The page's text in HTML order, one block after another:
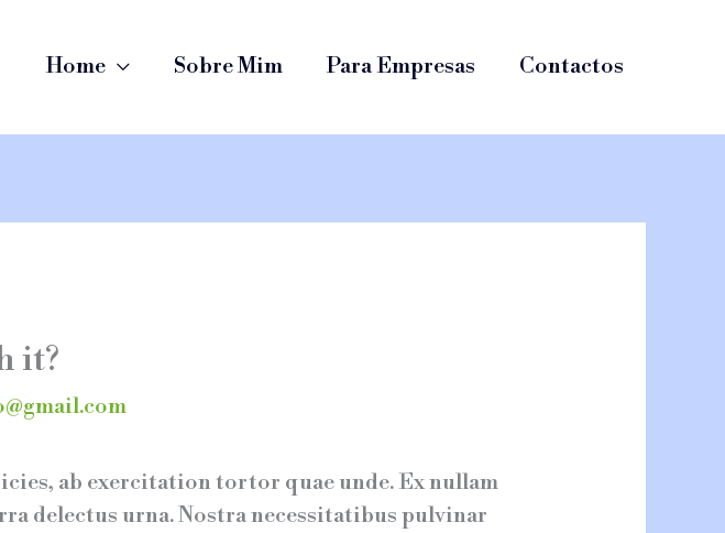
Home Sobre Mim Para Empresas Contactos
it?
ab exercitation tortor quae unde. Ex nullam
delectus urna. Nostra necessitatibus pulvinar